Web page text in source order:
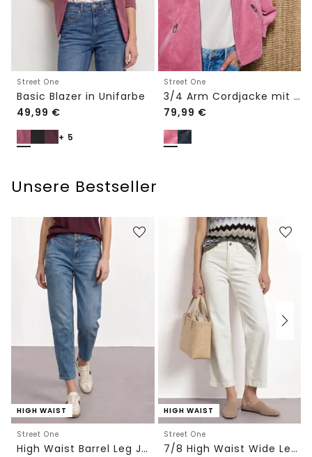
Street One
Basic Blazer in Unifarbe
49,99 €
+ 5
Street One
3/4 Arm Cordjacke mit Hemdkragen
79,99 €
Unsere Bestseller
HIGH WAIST
Street One
High Waist Barrel Leg Jeans im Loose Fit
HIGH WAIST
Street One
7/8 High Waist Wide Leg Jeans im Loose Fit